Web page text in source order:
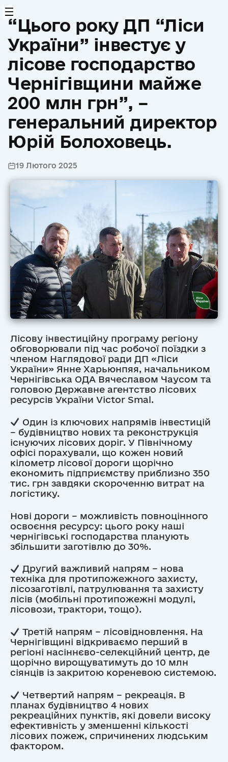
“Цього року ДП “Ліси
України” інвестує у
лісове господарство
Чернігівщини майже
200 млн грн”, –
генеральний директор
Юрій Болоховець.
19 Лютого 2025
Лісову інвестиційну програму регіону
обговорювали під час робочої поїздки з
членом Наглядової ради ДП «Ліси
України» Янне Харьюнпяя, начальником
Чернігівська ОДА Вячеславом Чаусом та
головою Державне агентство лісових
ресурсів України Victor Smal.
Один із ключових напрямів інвестицій
– будівництво нових та реконструкція
існуючих лісових доріг. У Північному
офісі порахували, що кожен новий
кілометр лісової дороги щорічно
економить підприємству приблизно 350
тис. грн завдяки скороченню витрат на
логістику.
Нові дороги – можливість повноцінного
освоєння ресурсу: цього року наші
чернігівські господарства планують
збільшити заготівлю до 30%.
Другий важливий напрям – нова
техніка для протипожежного захисту,
лісозаготівлі, патрулювання та захисту
лісів (мобільні протипожежні модулі,
лісовози, трактори, тощо).
Третій напрям – лісовідновлення. На
Чернігівщині відкриваємо перший в
регіоні насіннєво-селекційний центр, де
щорічно вирощуватимуть до 10 млн
сіянців із закритою кореневою системою.
Четвертий напрям – рекреація. В
планах будівництво 4 нових
рекреаційних пунктів, які довели високу
ефективність у зменшенні кількості
лісових пожеж, спричинених людським
фактором.